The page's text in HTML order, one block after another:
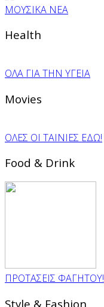
ΜΟΥΣΙΚΑ ΝΕΑ
Health
ΟΛΑ ΓΙΑ ΤΗΝ ΥΓΕΙΑ
Movies
ΟΛΕΣ ΟΙ ΤΑΙΝΙΕΣ ΕΔΩ!
Food & Drink
ΠΡΟΤΑΣΕΙΣ ΦΑΓΗΤΟΥ!
Style & Fashion